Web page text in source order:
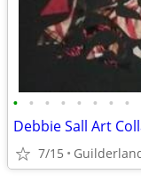
• • • • • • • •
Debbie Sall Art
7/15